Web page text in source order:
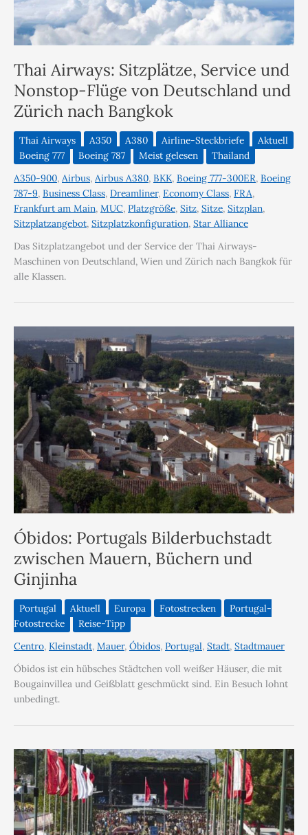
Thai Airways: Sitzplätze, Service und
Nonstop-Flüge von Deutschland und
Zürich nach Bangkok
Thai Airways A350 A380 Airline-Steckbriefe
Aktuell
Boeing 777
Boeing 787 Meist gelesen
Thailand
A350-900, Airbus, Airbus A380, BKK, Boeing 777-300ER, Boeing
787-9, Business Class, Dreamliner, Economy Class, FRA,
Frankfurt am Main, MUC, Platzgröße, Sitz, Sitze, Sitzplan,
Sitzplatzangebot, Sitzplatzkonfiguration, Star Alliance
Das Sitzplatzangebot und der Service der Thai Airways-
Maschinen von Deutschland, Wien und Zürich nach Bangkok für
alle Klassen.
Óbidos: Portugals Bilderbuchstadt
zwischen Mauern, Büchern und
Ginjinha
Portugal Aktuell Europa Fotostrecken
Portugal-
Fotostrecke
Reise-Tipp
Centro, Kleinstadt, Mauer, Óbidos, Portugal, Stadt, Stadtmauer
Óbidos ist ein hübsches Städtchen voll weißer Häuser, die mit
Bougainvillea und Geißblatt geschmückt sind. Ein Besuch lohnt
unbedingt.